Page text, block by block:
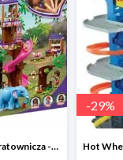
Lego Friends Baza ratownicza -19%
-29%